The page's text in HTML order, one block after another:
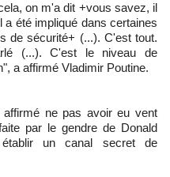
on m'a dit +vous savez, il
été impliqué dans certaines
de sécurité+ (...). C'est tout.
(...). C'est le niveau de
a affirmé Vladimir Poutine.
ne pas avoir eu vent
par le gendre de Donald
un canal secret de